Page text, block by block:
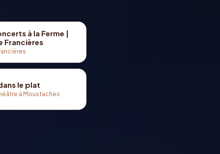
à la Ferme |
Francières
le plat
à Moustaches